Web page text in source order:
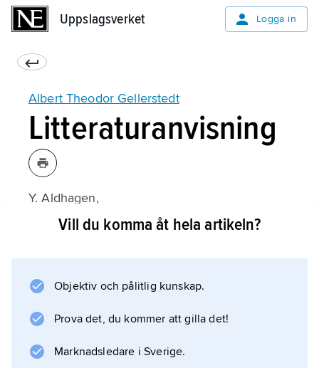
Uppslagsverket Logga in
Albert Theodor Gellerstedt
Litteraturanvisning
Y. Aldhagen,
Albert Theodor Gellerstedt
Vill du komma åt hela artikeln?
Objektiv och pålitlig kunskap.
Prova det, du kommer att gilla det!
Marknadsledare i Sverige.